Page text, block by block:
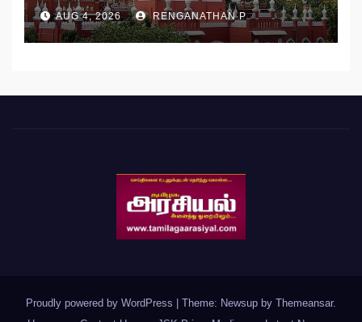
AUG 4, 2026 RENGANATHAN P
Proudly powered by WordPress Theme: Newsup by Themeansar.